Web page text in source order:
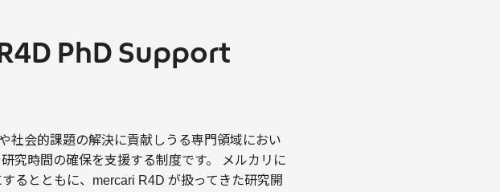
PhD Support
社会的課題の解決に貢献しうる専門領域におい
究時間の確保を支援する制度です。 メルカリに
るとともに、mercari R4D が扱ってきた研究開